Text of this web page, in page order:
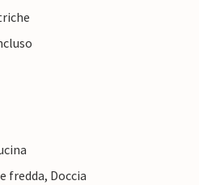
fredda, Doccia